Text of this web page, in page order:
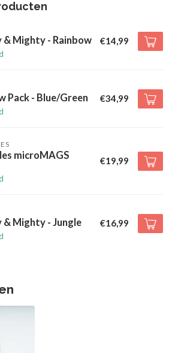
& Mighty - Rainbow €14,99
Pack - Blue/Green €34,99
microMAGS
€19,99
& Mighty - Jungle €16,99